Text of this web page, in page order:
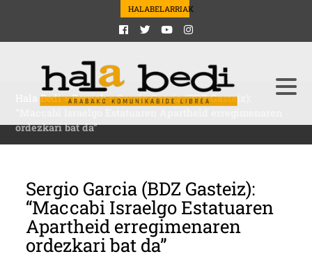
HALABELARRIAK
Hala Bedi>Berriak>Sergio Garcia (BDZ Gasteiz):
ordezkari bat da”
Sergio Garcia (BDZ Gasteiz):
“Maccabi Israelgo Estatuaren
Apartheid erregimenaren
ordezkari bat da”